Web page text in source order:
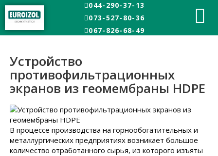
044-290-37-13
073-527-80-36
067-826-68-49
Главная
Устройство противофильтрационных экранов из
геомембраны HDPE
Устройство
противофильтрационных
экранов из геомембраны HDPE
В процессе производства на горнообогатительных и
металлургических предприятиях возникает большое
количество отработанного сырья, из которого изъяты